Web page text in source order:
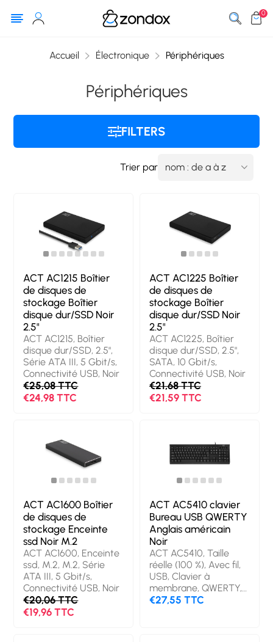
0
Accueil Électronique Périphériques
Périphériques
FILTERS
Trier par
ACT AC1215 Boîtier
de disques de
stockage Boîtier
disque dur/SSD Noir
2.5"
ACT AC1215, Boîtier
disque dur/SSD, 2.5",
Série ATA III, 5 Gbit/s,
Connectivité USB, Noir
€25,08 TTC
€24,98 TTC
ACT AC1225 Boîtier
de disques de
stockage Boîtier
disque dur/SSD Noir
2.5"
ACT AC1225, Boîtier
disque dur/SSD, 2.5",
SATA, 10 Gbit/s,
Connectivité USB, Noir
€21,68 TTC
€21,59 TTC
ACT AC1600 Boîtier
de disques de
stockage Enceinte
ssd Noir M.2
ACT AC1600, Enceinte
ssd, M.2, M.2, Série
ATA III, 5 Gbit/s,
Connectivité USB, Noir
€20,06 TTC
€19,96 TTC
ACT AC5410 clavier
Bureau USB QWERTY
Anglais américain
Noir
ACT AC5410, Taille
réelle (100 %), Avec fil,
USB, Clavier à
membrane, QWERTY,
Noir
€27,55 TTC